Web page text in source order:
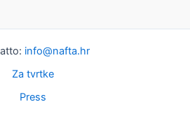
info@nafta.hr
Za tvrtke
Press